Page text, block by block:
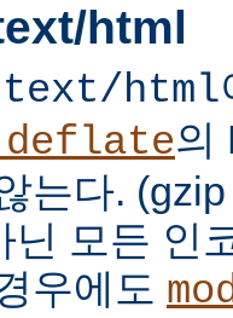
html
text/html
의
는다.
닌 모든 인
우에도